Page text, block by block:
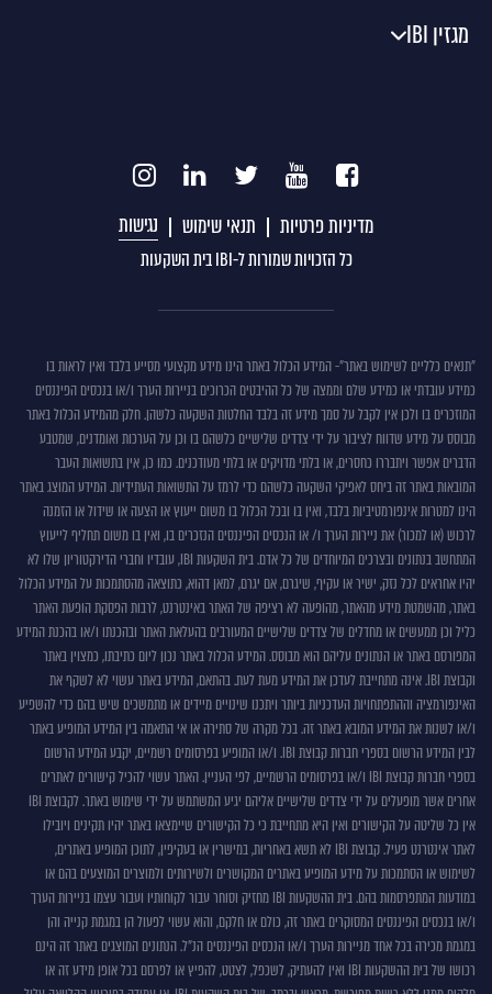
מגזין IBI
מדיניות פרטיות תנאי שימוש נגישות
כל הזכויות שמורות ל-IBI בית השקעות
תנאים
כללים
לשימוש
באתר
"תנאים כלליים לשימוש באתר"- המידע הכלול באתר הינו מידע מקצועי מסייע בלבד ואין לראות בו
כמידע עובדתי או כמידע שלם וממצה של כל ההיבטים הכרוכים בניירות הערך ו/או בנכסים הפיננסים
המוזכרים בו ולכן אין לקבל על סמך מידע זה בלבד החלטות השקעה כלשהן. חלק מהמידע הכלול באתר
מבוסס על מידע שדווח לציבור על ידי צדדים שלישיים כלשהם בו וכן על הערכות ואומדנים, שמטבע
הדברים אפשר ויתבררו כחסרים, או בלתי מדויקים או בלתי מעודכנים. כמו כן, אין בתשואות העבר
המובאות באתר זה ביחס לאפיקי השקעה כלשהם כדי לרמז על התשואות העתידיות. המידע המוצג באתר
הינו למטרות אינפורמטיביות בלבד, ואין בו ובכל הכלול בו משום ייעוץ או הצעה או שידול או הזמנה
לרכוש (או למכור) את ניירות הערך ו/ או הנכסים הפיננסים הנזכרים בו, ואין בו משום תחליף לייעוץ
המתחשב בנתונים ובצרכים המיוחדים של כל אדם. בית השקעות IBI, עובדיו וחברי הדירקטוריון שלו לא
יהיו אחראים לכל נזק, ישיר או עקיף, שיגרם, אם יגרם, למאן דהוא, כתוצאה מהסתמכות על המידע הכלול
באתר, מהשמטת מידע מהאתר, מהופעה לא רציפה של האתר באינטרנט, לרבות הפסקת הופעת האתר
כליל וכן ממעשים או מחדלים של צדדים שלישיים המעורבים בהעלאת האתר ובהכנתו ו/או בהכנת המידע
המפורסם באתר או הנתונים עליהם הוא מבוסס. המידע הכלול באתר נכון ליום כתיבתו, כמצוין באתר
וקבוצת IBI. אינה מתחייבת לעדכן את המידע מעת לעת. בהתאם, המידע באתר עשוי לא לשקף את
האינפורמציה וההתפתחויות העדכניות ביותר ויתכנו שינויים מיידים או מתמשכים שיש בהם כדי להשפיע
ו/או לשנות את המידע המובא באתר זה. בכל מקרה של סתירה או אי התאמה בין המידע המופיע באתר
לבין המידע הרשום בספרי חברות קבוצת IBI. ו/או המופיע בפרסומים רשמיים, יקבע המידע הרשום
בספרי חברות קבוצת IBI ו/או בפרסומים הרשמיים, לפי העניין. האתר עשוי להכיל קישורים לאתרים
אחרים אשר מופעלים על ידי צדדים שלישיים אליהם יגיע המשתמש על ידי שימוש באתר. לקבוצת IBI
אין כל שליטה על הקישורים ואין היא מתחייבת כי כל הקישורים שיימצאו באתר יהיו תקינים ויובילו
לאתר אינטרנט פעיל. קבוצת IBI לא תשא באחריות, במישרין או בעקיפין, לתוכן המופיע באתרים,
לשימוש או הסתמכות על מידע המופיע באתרים המקושרים ולשירותים ולמוצרים המוצעים בהם או
במודעות המתפרסמות בהם. בית ההשקעות IBI מחזיק וסוחר עבור לקוחותיו ועבור עצמו בניירות הערך
ו/או בנכסים הפיננסים המסוקרים באתר זה, כולם או חלקם, והוא עשוי לפעול הן במגמת קנייה והן
במגמת מכירה בכל אחד מניירות הערך ו/או הנכסים הפיננסים הנ"ל. הנתונים המוצגים באתר זה הינם
רכושו של בית ההשקעות IBI ואין להעתיק, לשכפל, לצטט, להפיץ או לפרסם בכל אופן מידע זה או